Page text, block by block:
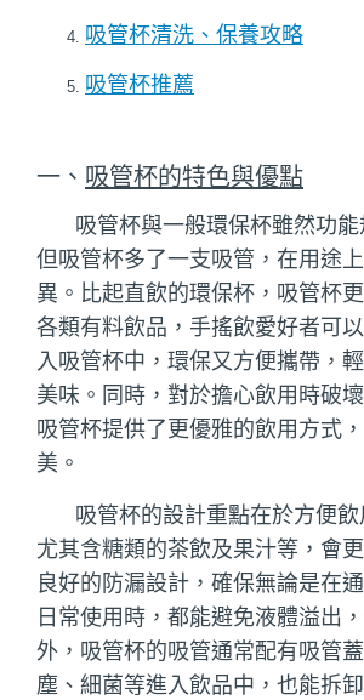
吸管杯清洗、保養攻略
吸管杯推薦
一、 吸管杯的特色與優點
吸管杯與一般環保杯雖然功能
但吸管杯多了一支吸管，在用途
異。比起直飲的環保杯，吸管杯
各類有料飲品，手搖飲愛好者可
入吸管杯中，環保又方便攜帶，
美味。同時，對於擔心飲用時破
吸管杯提供了更優雅的飲用方式
美。
吸管杯的設計重點在於方便飲
尤其含糖類的茶飲及果汁等，會
良好的防漏設計，確保無論是在
日常使用時，都能避免液體溢出
外，吸管杯的吸管通常配有吸管
塵、細菌等進入飲品中，也能拆